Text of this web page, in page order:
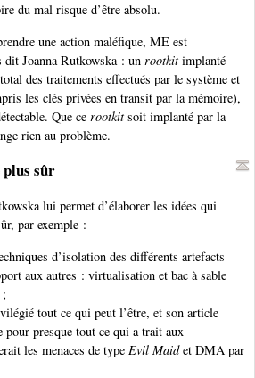
du mal risque d’être absolu.
une action maléfique, ME est
Joanna Rutkowska : un rootkitimplanté
des traitements effectués par le système et
les clés privées en transit par la mémoire),
Que ce rootkitsoit implanté par la
rien au problème.
plus sûr
lui permet d’élaborer les idées qui
par exemple :
d’isolation des différents artefacts
aux autres : virtualisation et bac à sable
tout ce qui peut l’être, et son article
pour presque tout ce qui a trait aux
les menaces de type Evil Maidet DMA par